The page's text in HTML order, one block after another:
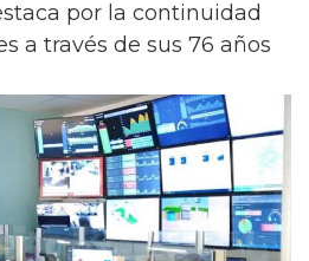
por la continuidad
a través de sus 76 años